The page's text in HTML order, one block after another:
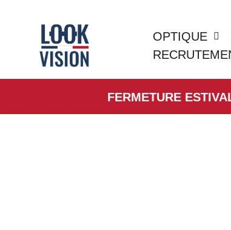
OPTIQUE
FERMETURE